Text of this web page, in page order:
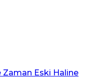
Zaman Eski Haline